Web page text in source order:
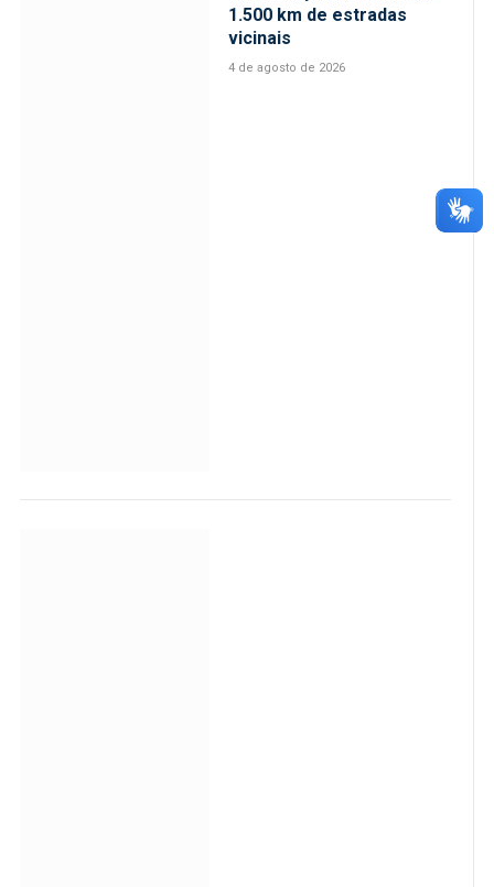
1.500 km de estradas
vicinais
4 de agosto de 2026